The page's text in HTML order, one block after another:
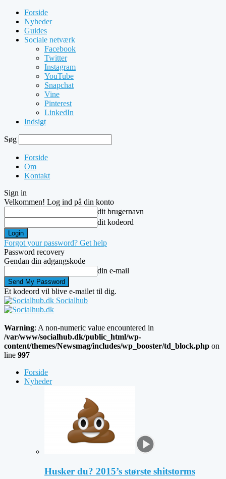
Forside
Nyheder
Guides
Sociale netværk
Facebook
Twitter
Instagram
YouTube
Snapchat
Vine
Pinterest
LinkedIn
Indsigt
Søg
Forside
Om
Kontakt
Sign in
Velkommen! Log ind på din konto
dit brugernavn
dit kodeord
Forgot your password? Get help
Password recovery
Gendan din adgangskode
din e-mail
Et kodeord vil blive e-mailet til dig.
Socialhub
Warning: A non-numeric value encountered in
/var/www/socialhub.dk/public_html/wp-
content/themes/Newsmag/includes/wp_booster/td_block.php on
line 997
Forside
Nyheder
Husker du? 2015’s største shitstorms